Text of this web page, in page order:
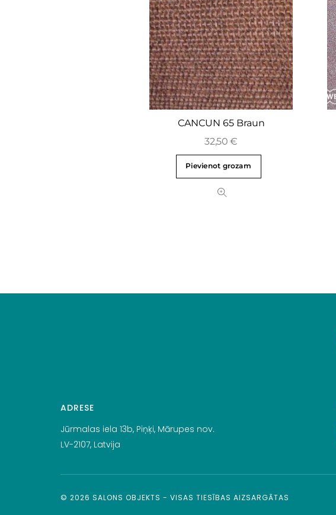
CANCUN 65 Braun
32,50€
Pievienot grozam
ADRESE
Jūrmalas iela 13b, Piņķi, Mārupes nov.
LV-2107, Latvija
© 2026 SALONS OBJEKTS - VISAS TIESĪBAS AIZSARGĀTAS